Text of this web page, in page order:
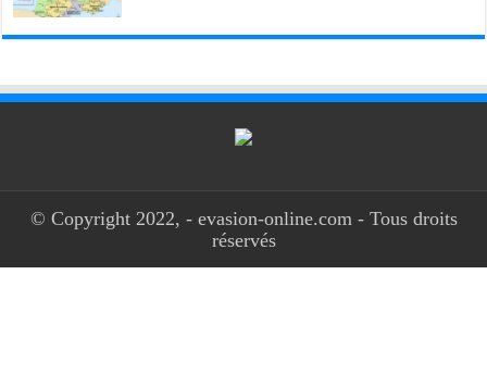
© Copyright 2022, - evasion-online.com - Tous droits
réservés